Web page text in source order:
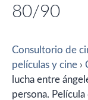
80/90
Consultorio de
películas y cine ›
lucha entre
persona.